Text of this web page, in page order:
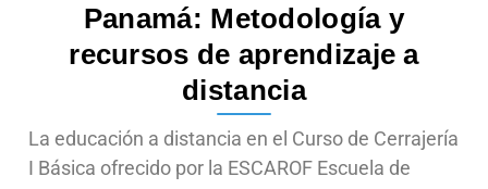
Panamá: Metodología y
recursos de aprendizaje a
distancia
La educación a distancia en el Curso de Cerrajería
I Básica ofrecido por la ESCAROF Escuela de